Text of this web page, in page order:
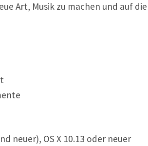
Art, Musik zu machen und auf
neuer), OS X 10.13 oder neuer